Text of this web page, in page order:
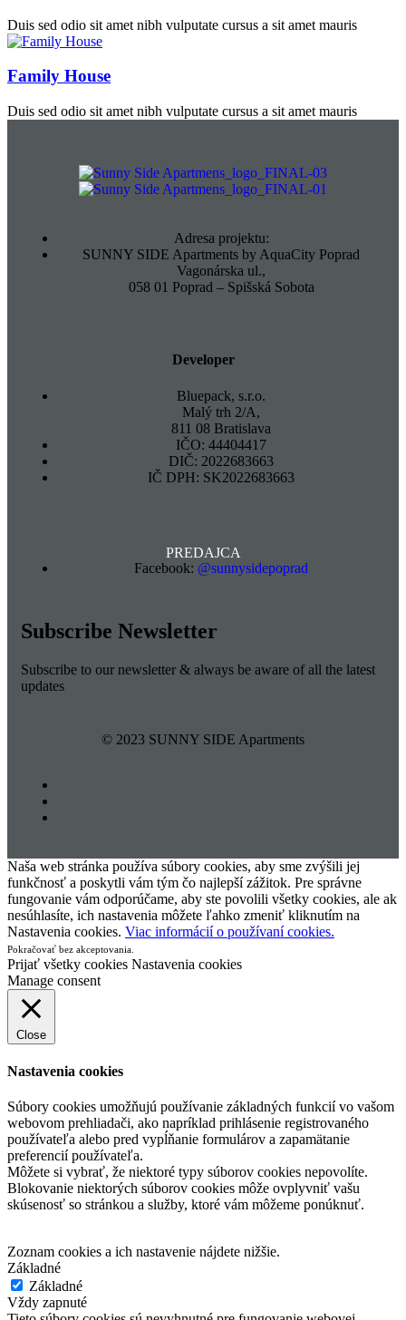
Duis sed odio sit amet nibh vulputate cursus a sit amet mauris
Family House
Duis sed odio sit amet nibh vulputate cursus a sit amet mauris
Adresa projektu:
SUNNY SIDE Apartments by AquaCity Poprad
Vagonárska ul.,
058 01 Poprad – Spišská Sobota
Developer
Bluepack, s.r.o.
Malý trh 2/A,
811 08 Bratislava
IČO: 44404417
DIČ: 2022683663
IČ DPH: SK2022683663
PREDAJCA
Facebook: @sunnysidepoprad
Subscribe Newsletter
Subscribe to our newsletter & always be aware of all the latest
updates
© 2023 SUNNY SIDE Apartments
Naša web stránka používa súbory cookies, aby sme zvýšili jej
funkčnosť a poskytli vám tým čo najlepší zážitok. Pre správne
fungovanie vám odporúčame, aby ste povolili všetky cookies, ale ak
nesúhlasíte, ich nastavenia môžete ľahko zmeniť kliknutím na
Nastavenia cookies. Viac informácií o používaní cookies.
Pokračovať bez akceptovania.
Prijať všetky cookies Nastavenia cookies
Manage consent
Close
Nastavenia cookies
Súbory cookies umožňujú používanie základných funkcií vo vašom
webovom prehliadači, ako napríklad prihlásenie registrovaného
používateľa alebo pred vypĺňanie formulárov a zapamätanie
preferencií používateľa.
Môžete si vybrať, že niektoré typy súborov cookies nepovolíte.
Blokovanie niektorých súborov cookies môže ovplyvniť vašu
skúsenosť so stránkou a služby, ktoré vám môžeme ponúknuť.
Zoznam cookies a ich nastavenie nájdete nižšie.
Základné
Základné
Vždy zapnuté